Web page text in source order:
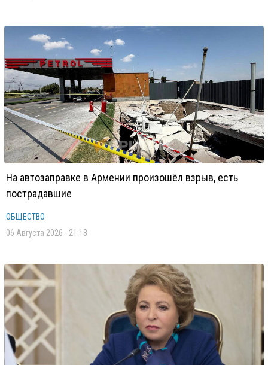
На автозаправке в Армении произошёл взрыв, есть
пострадавшие
ОБЩЕСТВО
06 Августа 2026 - 21:18